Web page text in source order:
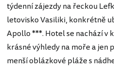
týdenní zájezdy na řeckou
letovisko Vasiliki, konkrétně
Apollo ***. Hotel se nachází v
krásné výhledy na moře a jen
menší oblázkové pláže s